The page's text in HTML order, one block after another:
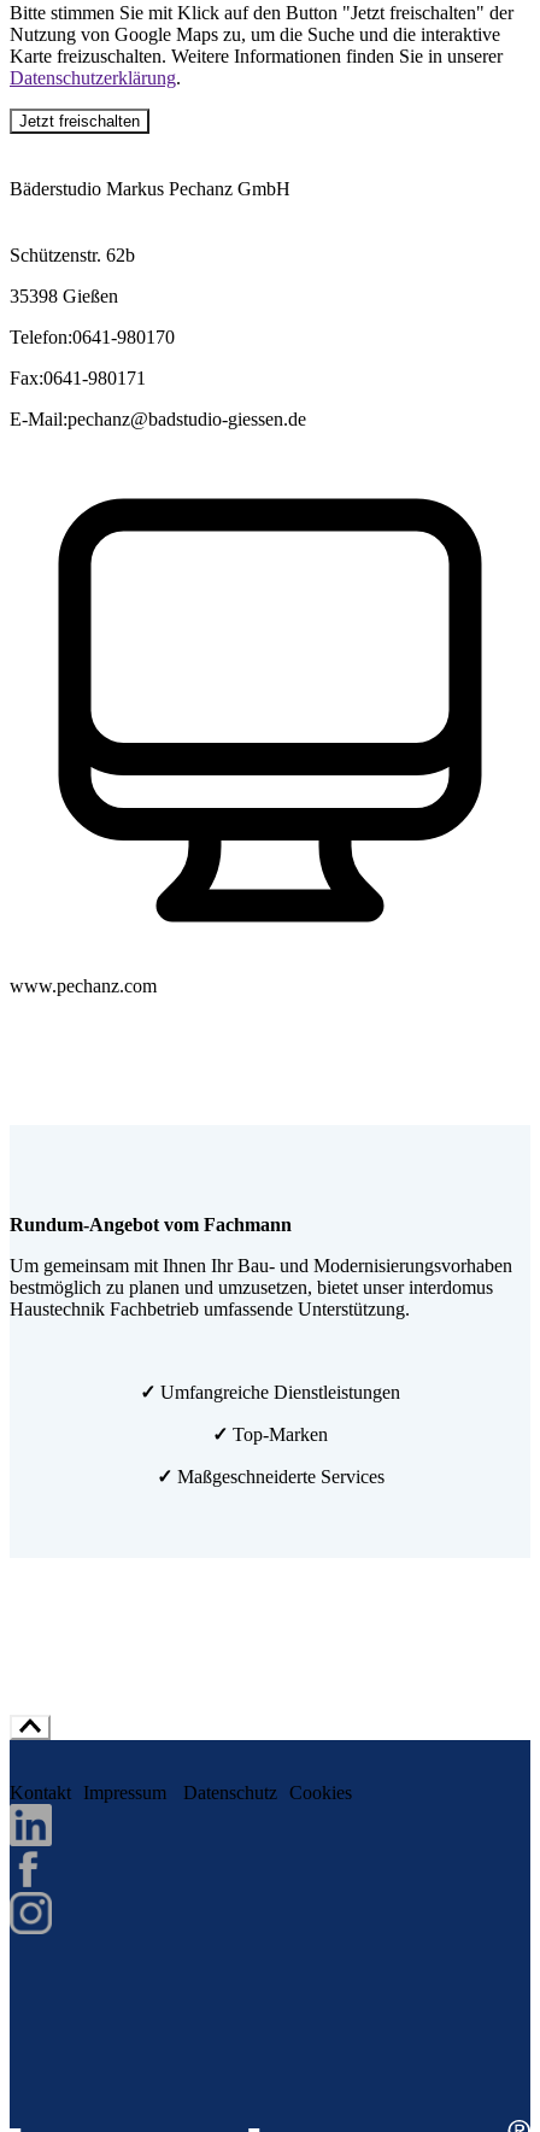
Bitte stimmen Sie mit Klick auf den Button "Jetzt freischalten" der
Nutzung von Google Maps zu, um die Suche und die interaktive
Karte freizuschalten. Weitere Informationen finden Sie in unserer
Datenschutzerklärung.
Jetzt freischalten
Bäderstudio Markus Pechanz GmbH
Schützenstr. 62b
35398 Gießen
Telefon:0641-980170
Fax:0641-980171
E-Mail:pechanz@badstudio-giessen.de
www.pechanz.com
Rundum-Angebot vom Fachmann
Um gemeinsam mit Ihnen Ihr Bau- und Modernisierungsvorhaben
bestmöglich zu planen und umzusetzen, bietet unser interdomus
Haustechnik Fachbetrieb umfassende Unterstützung.
✓ Umfangreiche Dienstleistungen
✓ Top-Marken
✓ Maßgeschneiderte Services
Kontakt Impressum Datenschutz Cookies